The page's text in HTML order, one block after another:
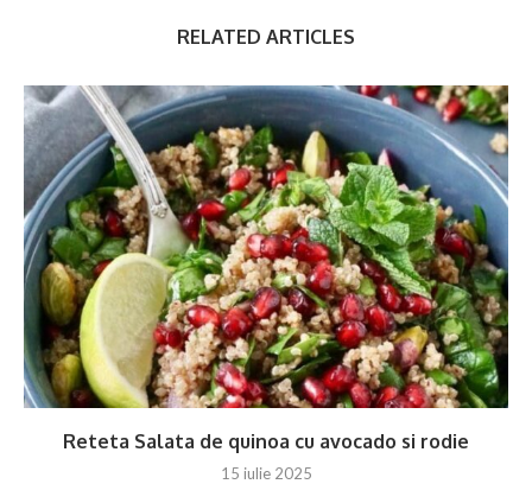
RELATED ARTICLES
Reteta Salata de quinoa cu avocado si rodie
15 iulie 2025